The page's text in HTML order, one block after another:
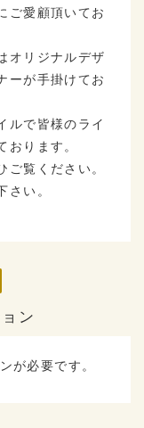
ご愛顧頂いてお
オリジナルデザ
ーが手掛けてお
ルで皆様のライ
ります。
覧ください。
い。
ン
が必要です。